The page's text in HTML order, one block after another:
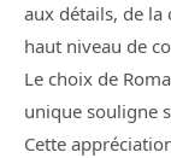
aux détails, de
haut niveau de
Le choix de
unique souligne
Cette